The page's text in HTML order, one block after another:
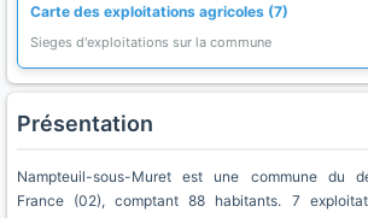
Carte des exploitations agricoles (7)
Sieges d'exploitations sur la commune
Présentation
Nampteuil-sous-Muret est une commune du
France (02), comptant 88 habitants. 7